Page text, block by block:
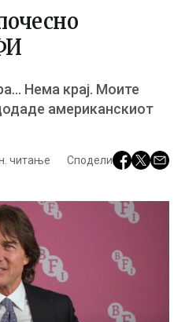
Нема крај. Моите
американскиот
читање Сподели